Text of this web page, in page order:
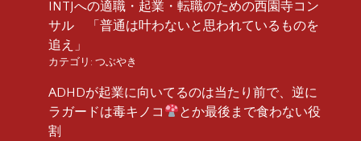
INTJへの適職・起業・転職のための西園寺コン
サル 「普通は叶わないと思われているものを
追え」
カテゴリ: つぶやき
ADHDが起業に向いてるのは当たり前で、逆に
ラガードは毒キノコ
とか最後まで食わない役
割